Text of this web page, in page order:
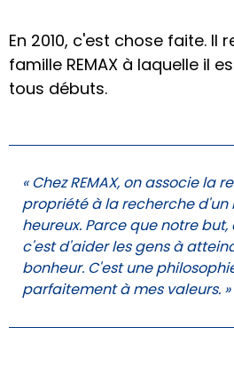
En 2010, c'est chose faite. Il
famille REMAX à laquelle il
tous débuts.
« Chez REMAX, on associe la
propriété à la recherche d'un
heureux. Parce que notre
c'est d'aider les gens à
bonheur. C'est une
parfaitement à mes valeurs. »